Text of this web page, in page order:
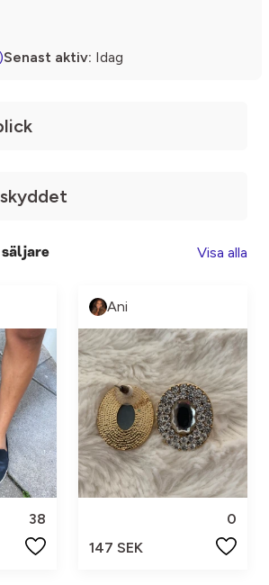
Senast aktiv: Idag
säljare Visa alla
38
Ani
0
147 SEK